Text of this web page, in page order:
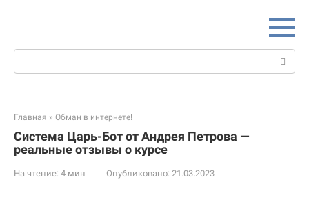
Поиск:
Главная » Обман в интернете!
Система Царь-Бот от Андрея Петрова —
реальные отзывы о курсе
На чтение: 4 мин Опубликовано: 21.03.2023